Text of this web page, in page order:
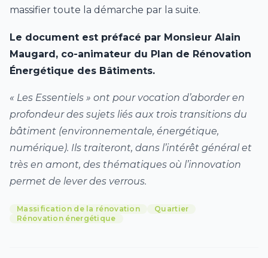
massifier toute la démarche par la suite.
Le document est préfacé par Monsieur Alain
Maugard, co-animateur du Plan de Rénovation
Énergétique des Bâtiments.
« Les Essentiels » ont pour vocation d’aborder en
profondeur des sujets liés aux trois transitions du
bâtiment (environnementale, énergétique,
numérique). Ils traiteront, dans l’intérêt général et
très en amont, des thématiques où l’innovation
permet de lever des verrous.
Massification de la rénovation
Quartier
Rénovation énergétique